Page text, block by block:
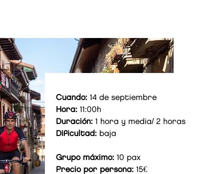
Cuando: 14 de septiembre
Hora: 11:00h
Duración: 1 hora y media/ 2 horas
Dificultad: baja
Grupo máximo: 10 pax
Precio por persona: 15€